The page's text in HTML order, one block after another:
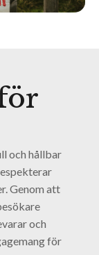
och hållbar
Genom att
och
för